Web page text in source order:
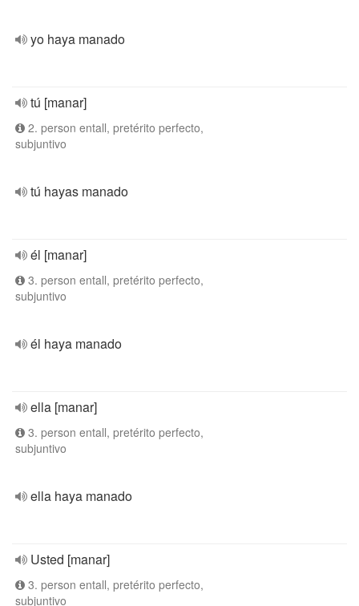
yo haya manado
tú [manar]
2. person entall, pretérito perfecto,
subjuntivo
tú hayas manado
él [manar]
3. person entall, pretérito perfecto,
subjuntivo
él haya manado
ella [manar]
3. person entall, pretérito perfecto,
subjuntivo
ella haya manado
Usted [manar]
3. person entall, pretérito perfecto,
subjuntivo